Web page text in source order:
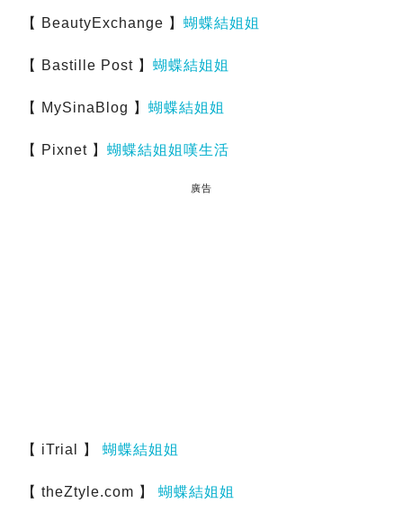
【 BeautyExchange 】 蝴蝶結姐姐
【 Bastille Post 】 蝴蝶結姐姐
【 MySinaBlog 】 蝴蝶結姐姐
【 Pixnet 】 蝴蝶結姐姐嘆生活
廣告
【 iTrial 】 蝴蝶結姐姐
【 theZtyle.com 】 蝴蝶結姐姐